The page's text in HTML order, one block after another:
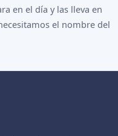
en el día y las lleva en
el nombre del